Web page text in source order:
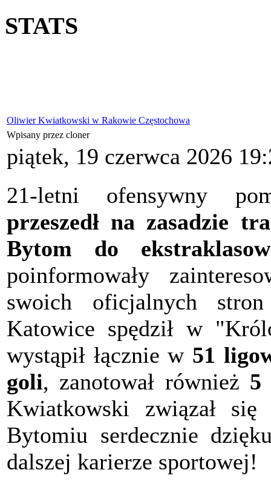
STATS
Oliwier Kwiatkowski w Rakowie Częstochowa
Wpisany przez cloner
piątek, 19 czerwca 2026
21-letni ofensywny
przeszedł na zasadzie
Bytom do
poinformowały
swoich oficjalnych
Katowice spędził w
wystąpił łącznie w 51
goli, zanotował również 5
Kwiatkowski związał
Bytomiu serdecznie
dalszej karierze sportowej!